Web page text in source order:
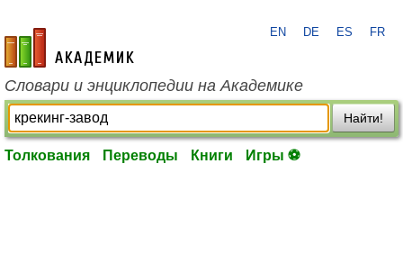
academic.ru
EN DE ES FR
Словари и энциклопедии на Академике
Найти!
Толкования Переводы Книги Игры ⚽